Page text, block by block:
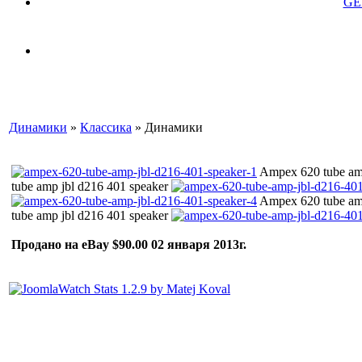
Динамики » Классика » Динамики
Ampex 620 tube
tube amp jbl d216 401 speaker
Ampex 620 tube
tube amp jbl d216 401 speaker
Продано на eBay $90.00 02 января 2013г.